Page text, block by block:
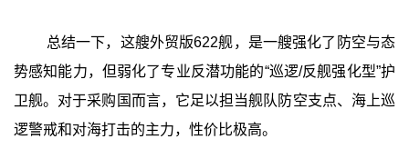
总结一下，这艘外贸版622舰，是一艘强化了防空与态
势感知能力，但弱化了专业反潜功能的“巡逻/反舰强化型”护
卫舰。对于采购国而言，它足以担当舰队防空支点、海上巡
逻警戒和对海打击的主力，性价比极高。